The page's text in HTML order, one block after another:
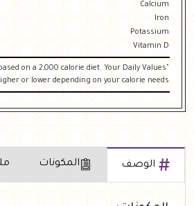
Calcium
Iron
Potassium
Vitamin D
on a 2,000 calorie diet. Your Daily Values
or lower depending on your calorie needs
الوصف المكونات